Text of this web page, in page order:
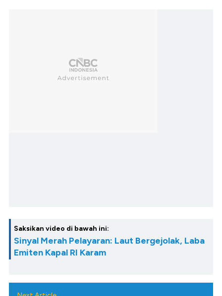
Saksikan video di bawah ini:
Sinyal Merah Pelayaran: Laut Bergejolak, Laba
Emiten Kapal RI Karam